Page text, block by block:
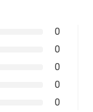
0
0
0
0
0